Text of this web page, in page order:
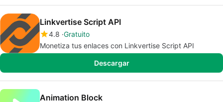
Linkvertise Script API
4.8 Gratuito
Monetiza tus enlaces con Linkvertise Script API
Descargar
Animation Block